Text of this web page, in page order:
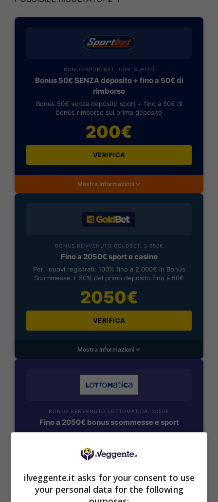
BONUS SPORTBET: 100€ SUBITO
Bonus 50€ SENZA deposito + fino a 50€ di
rimborso
Bonus 50€ senza deposito sport + fino a 50€ di
bonus rimborso sul primo deposito
200€
VERIFICA
Mostra Informazioni
BONUS BENVENUTO GOLDBET: 2.050€
Fino a 2050€ sport e casino
Per i nuovi registrati: 100% fino a 2.000€ in Bonus
Scommesse + 50% del primo deposito fino a 50€
2050€
VERIFICA
Mostra Informazioni
BONUS BENVENUTO LOTTOMATICA: 2050€
Fino a 2050€ bonus scommesse e sport
Per i nuovi utenti della piattaforma: 100% fino a 50€ in
Sport
2050€
VERIFICA
ilveggente.it asks for your consent to use
your personal data for the following